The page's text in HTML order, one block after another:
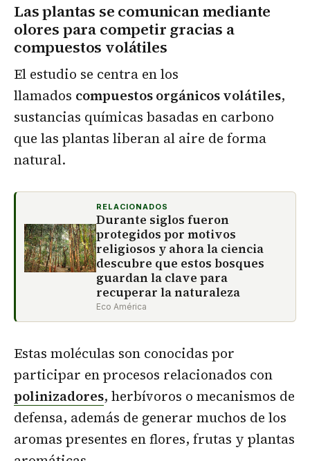
Las plantas se comunican mediante
olores para competir gracias a
compuestos volátiles
El estudio se centra en los
llamados compuestos orgánicos volátiles,
sustancias químicas basadas en carbono
que las plantas liberan al aire de forma
natural.
RELACIONADOS
Durante siglos fueron
protegidos por motivos
religiosos y ahora la ciencia
descubre que estos bosques
guardan la clave para
recuperar la naturaleza
Eco América
Estas moléculas son conocidas por
participar en procesos relacionados con
polinizadores, herbívoros o mecanismos de
defensa, además de generar muchos de los
aromas presentes en flores, frutas y plantas